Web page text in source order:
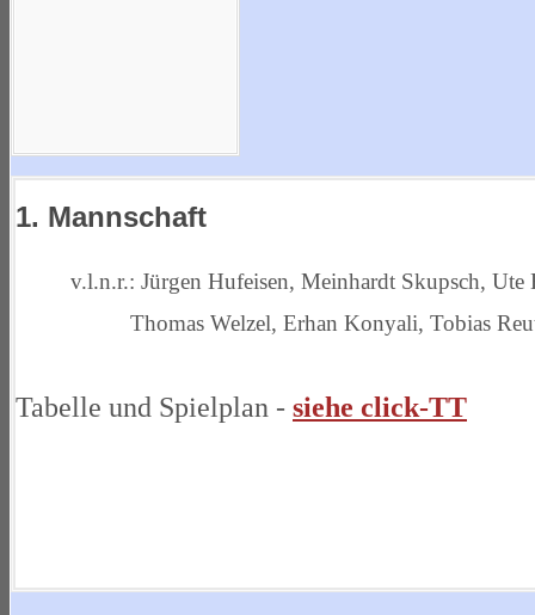
1. Mannschaft
v.l.n.r.: Jürgen Hufeisen, Meinhardt Skupsch, Ute
Thomas Welzel, Erhan Konyali, Tobias
Tabelle und Spielplan - siehe click-TT